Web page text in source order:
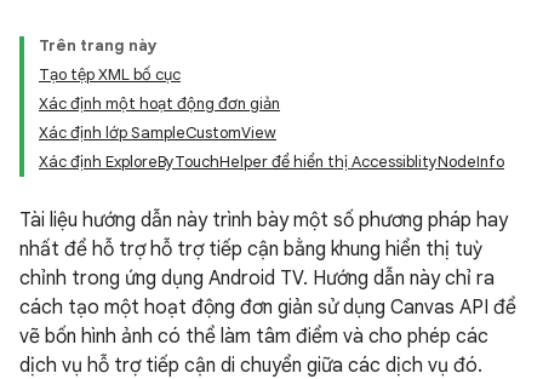
Trên trang này
Tạo tệp XML bố cục
Xác định một hoạt động đơn giản
Xác định lớp SampleCustomView
Xác định ExploreByTouchHelper để hiển thị AccessiblityNodeInfo
Tài liệu hướng dẫn này trình bày một số phương pháp hay
nhất để hỗ trợ hỗ trợ tiếp cận bằng khung hiển thị tuỳ
chỉnh trong ứng dụng Android TV. Hướng dẫn này chỉ ra
cách tạo một hoạt động đơn giản sử dụng Canvas API để
vẽ bốn hình ảnh có thể làm tâm điểm và cho phép các
dịch vụ hỗ trợ tiếp cận di chuyển giữa các dịch vụ đó.